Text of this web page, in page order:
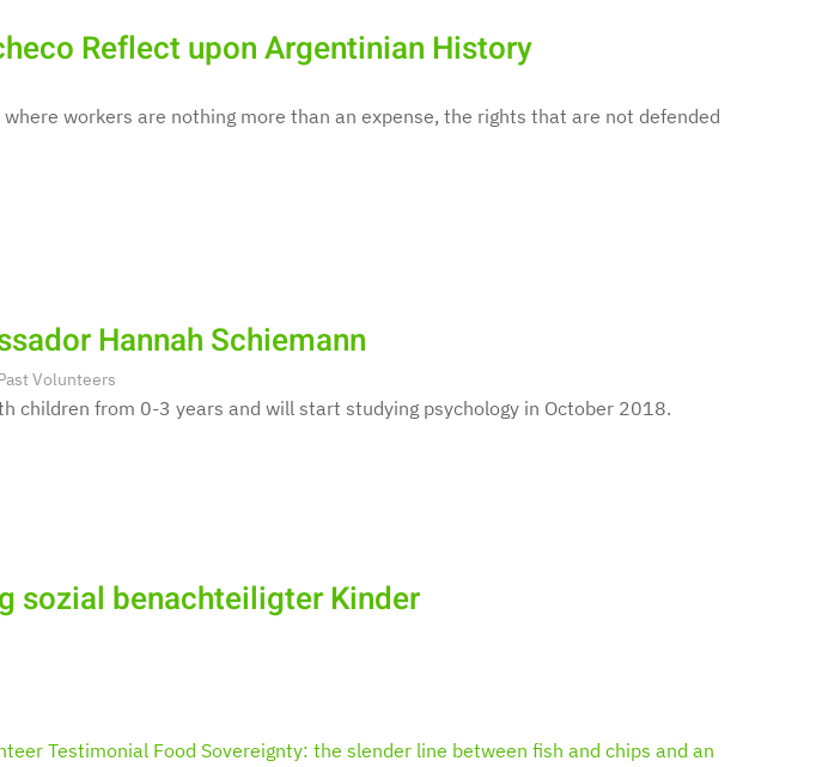
Reflect upon Argentinian History
workers are nothing more than an expense, the rights that are not defended
Hannah Schiemann
Volunteers
children from 0-3 years and will start studying psychology in October 2018.
sozial benachteiligter Kinder
Testimonial Food Sovereignty: the slender line between fish and chips and an